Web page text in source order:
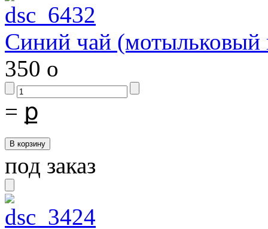
Синий чай (мотыльковый
350 o
= ք
под заказ